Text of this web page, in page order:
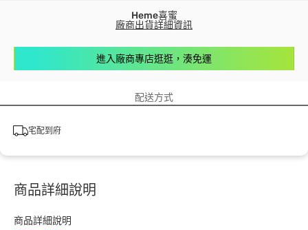
Heme喜蜜
廠商出貨詳細資訊
進入廠商專店逛逛，湊免運
配送方式
宅配到府
商品詳細說明
商品詳細說明